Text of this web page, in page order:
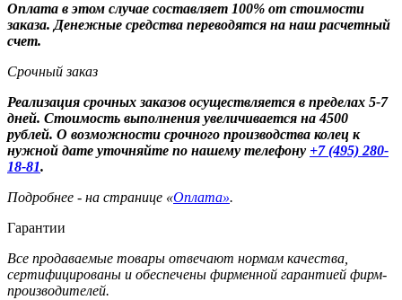
Оплата в этом случае составляет 100% от стоимости
заказа. Денежные средства переводятся на наш расчетный
счет.
Срочный заказ
Реализация срочных заказов осуществляется в пределах 5-7
дней. Стоимость выполнения увеличивается на 4500
рублей. О возможности срочного производства колец к
нужной дате уточняйте по нашему телефону +7 (495) 280-
18-81.
Подробнее - на странице «Оплата».
Гарантии
Все продаваемые товары отвечают нормам качества,
сертифицированы и обеспечены фирменной гарантией фирм-
производителей.